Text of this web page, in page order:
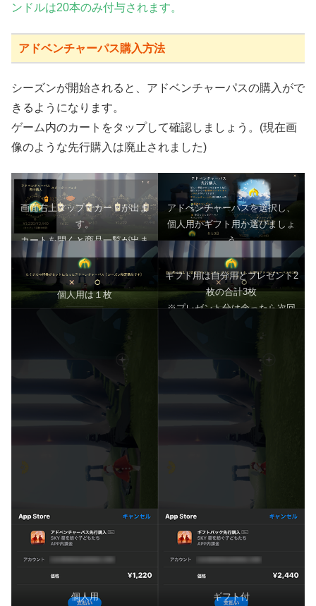
ンドルは20本のみ付与されます。
アドベンチャーパス購入方法
シーズンが開始されると、アドベンチャーパスの購入がで
きるようになります。
ゲーム内のカートをタップして確認しましょう。(現在画
像のような先行購入は廃止されました)
画面右上タップでカートが出ま
す。
カートを開くと商品一覧が出ま
す
アドベンチャーパスを選択し、
個人用かギフト用か選びましょ
う
個人用は１枚
ギフト用は自分用とプレゼント2
枚の合計3枚
※プレゼント分は余ったら次回
個人用
ギフト付